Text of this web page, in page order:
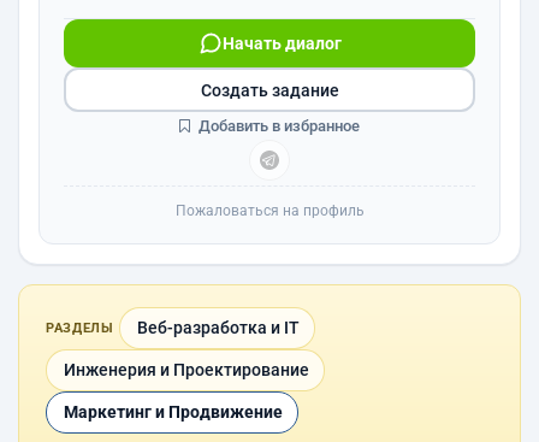
Начать диалог
Создать задание
Добавить в избранное
Пожаловаться на профиль
РАЗДЕЛЫ Веб-разработка и IT
Инженерия и Проектирование
Маркетинг и Продвижение